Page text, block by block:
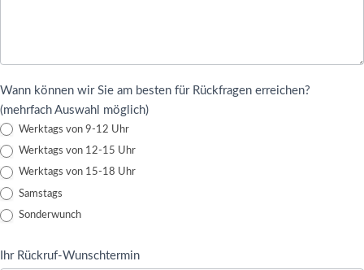
Wann können wir Sie am besten für Rückfragen erreichen?
(mehrfach Auswahl möglich)
Werktags von 9-12 Uhr
Werktags von 12-15 Uhr
Werktags von 15-18 Uhr
Samstags
Sonderwunch
Ihr Rückruf-Wunschtermin